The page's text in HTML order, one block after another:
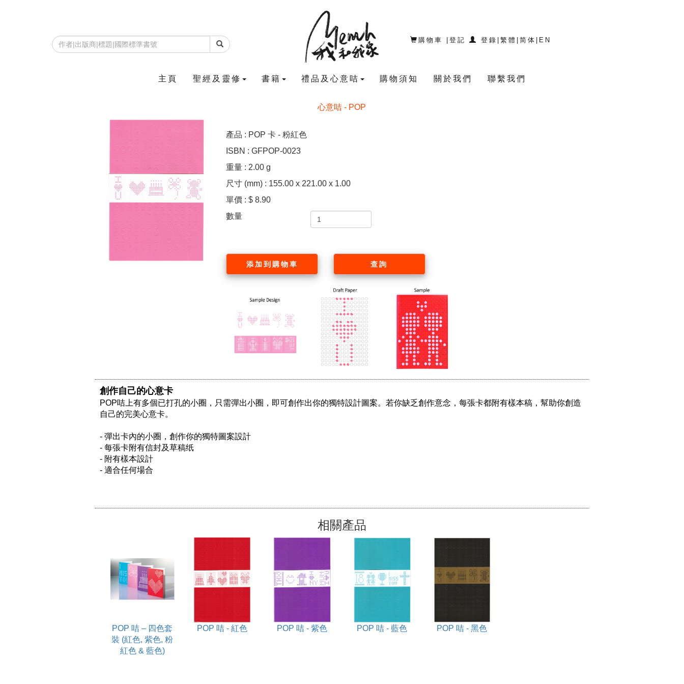
主頁 聖經及靈修 書籍 禮品及心意咭 購物須知 關於我們 聯繫我們
購物車 |登記 登錄 |繁體 |简体 EN
心意咭 - POP
產品 : POP 卡 - 粉紅色
ISBN : GFPOP-0023
重量 : 2.00 g
尺寸 (mm) : 155.00 x 221.00 x 1.00
單價 : $ 8.90
數量
添加到購物車 查詢
創作自己的心意卡
POP咭上有多個已打孔的小圈，只需彈出小圈，即可創作出你的獨特設計圖案。若你缺乏創作意念，每張卡都附有樣本稿，幫助你創造
自己的完美心意卡。
- 彈出卡內的小圈，創作你的獨特圖案設計
- 每張卡附有信封及草稿纸
- 附有樣本設計
- 適合任何場合
相關產品
POP 咭 – 四色套
裝 (紅色, 紫色, 粉
紅色 & 藍色)
POP 咭 - 紅色 POP 咭 - 紫色 POP 咭 - 藍色 POP 咭 - 黑色